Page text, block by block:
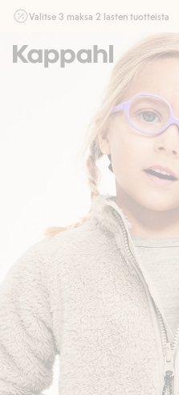
Valitse 3 maksa 2 lasten tuotteista
Ei Newbie. Ostaessasi 2 tuotetta tai
myymälässä ja verkossa. Ei voi